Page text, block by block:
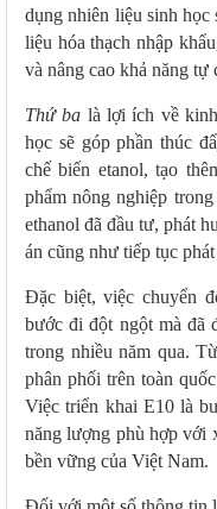
dụng nhiên liệu sinh học
liệu hóa thạch nhập
và nâng cao khả năng
Thứ ba là lợi ích về
học sẽ góp phần thúc
chế biến etanol, tạo
phẩm nông nghiệp
ethanol đã đầu tư, phát
án cũng như tiếp tục
Đặc biệt, việc chuyển
bước đi đột ngột mà đã
trong nhiều năm qua.
phân phối trên toàn
Việc triển khai E10 là
năng lượng phù hợp với
bền vững của Việt Nam.